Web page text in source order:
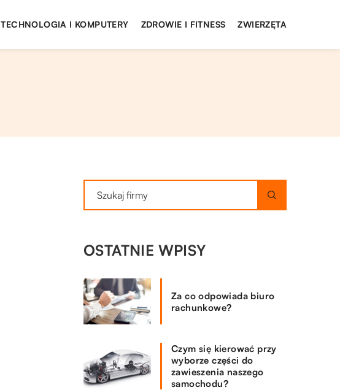
TECHNOLOGIA I KOMPUTERY ZDROWIE I FITNESS ZWIERZĘTA
OSTATNIE WPISY
Za co odpowiada biuro
rachunkowe?
Czym się kierować przy
wyborze części do
zawieszenia naszego
samochodu?